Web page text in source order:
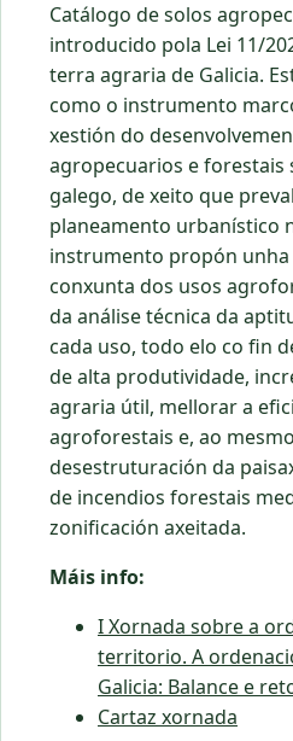
Catálogo de solos
introducido pola Lei 11/
terra agraria de Galicia.
como o instrumento
xestión do
agropecuarios e
galego, de xeito que
planeamento urbanístico
instrumento propón
conxunta dos usos
da análise técnica da
cada uso, todo elo co fin
de alta produtividade,
agraria útil, mellorar a
agroforestais e, ao
desestruturación da
de incendios forestais
zonificación axeitada.
Máis info:
I Xornada sobre a
territorio. A
Galicia: Balance e
Cartaz xornada